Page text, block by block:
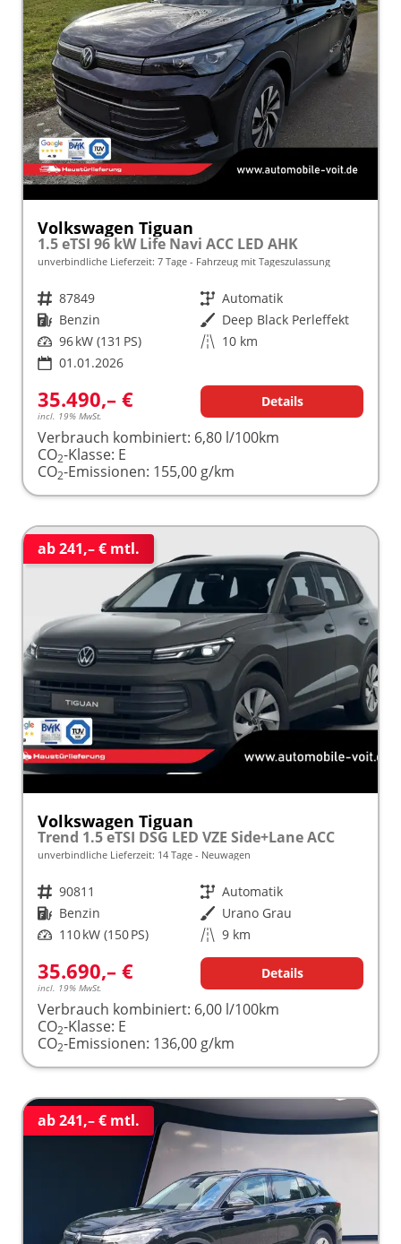
Volkswagen Tiguan
1.5 eTSI 96 kW Life Navi ACC LED AHK
unverbindliche Lieferzeit: 7 Tage Fahrzeug mit Tageszulassung
Fahrzeugnr. 87849 Getriebe Automatik
Kraftstoff Benzin Außenfarbe Deep Black Perleffekt
Leistung 96 kW (131 PS) Kilometerstand 10 km
01.01.2026
35.490,– €
incl. 19% MwSt.
Details
Verbrauch kombiniert: 6,80 l/100km
CO2-Klasse: E
CO2-Emissionen: 155,00 g/km
ab 241,– € mtl.
Volkswagen Tiguan
Trend 1.5 eTSI DSG LED VZE Side+Lane ACC
unverbindliche Lieferzeit: 14 Tage Neuwagen
Fahrzeugnr. 90811 Getriebe Automatik
Kraftstoff Benzin Außenfarbe Urano Grau
Leistung 110 kW (150 PS) Kilometerstand 9 km
35.690,– €
incl. 19% MwSt.
Details
Verbrauch kombiniert: 6,00 l/100km
CO2-Klasse: E
CO2-Emissionen: 136,00 g/km
ab 241,– € mtl.